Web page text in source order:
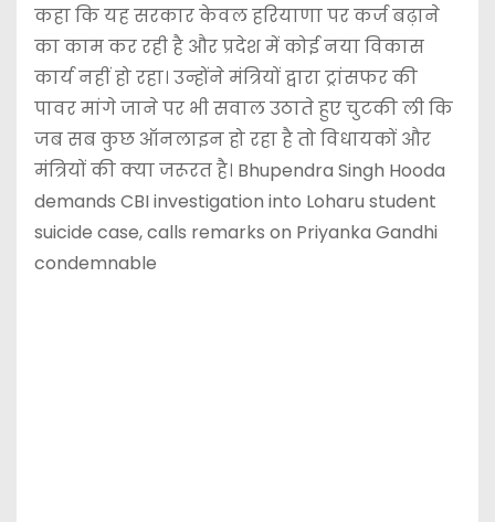
कहा कि यह सरकार केवल हरियाणा पर कर्ज बढ़ाने
का काम कर रही है और प्रदेश में कोई नया विकास
कार्य नहीं हो रहा। उन्होंने मंत्रियों द्वारा ट्रांसफर की
पावर मांगे जाने पर भी सवाल उठाते हुए चुटकी ली कि
जब सब कुछ ऑनलाइन हो रहा है तो विधायकों और
मंत्रियों की क्या जरूरत है। Bhupendra Singh Hooda
demands CBI investigation into Loharu student
suicide case, calls remarks on Priyanka Gandhi
condemnable